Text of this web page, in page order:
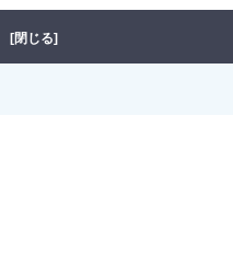
[閉じる]